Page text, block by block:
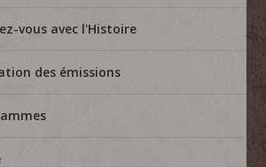
vous avec l'Histoire
des émissions